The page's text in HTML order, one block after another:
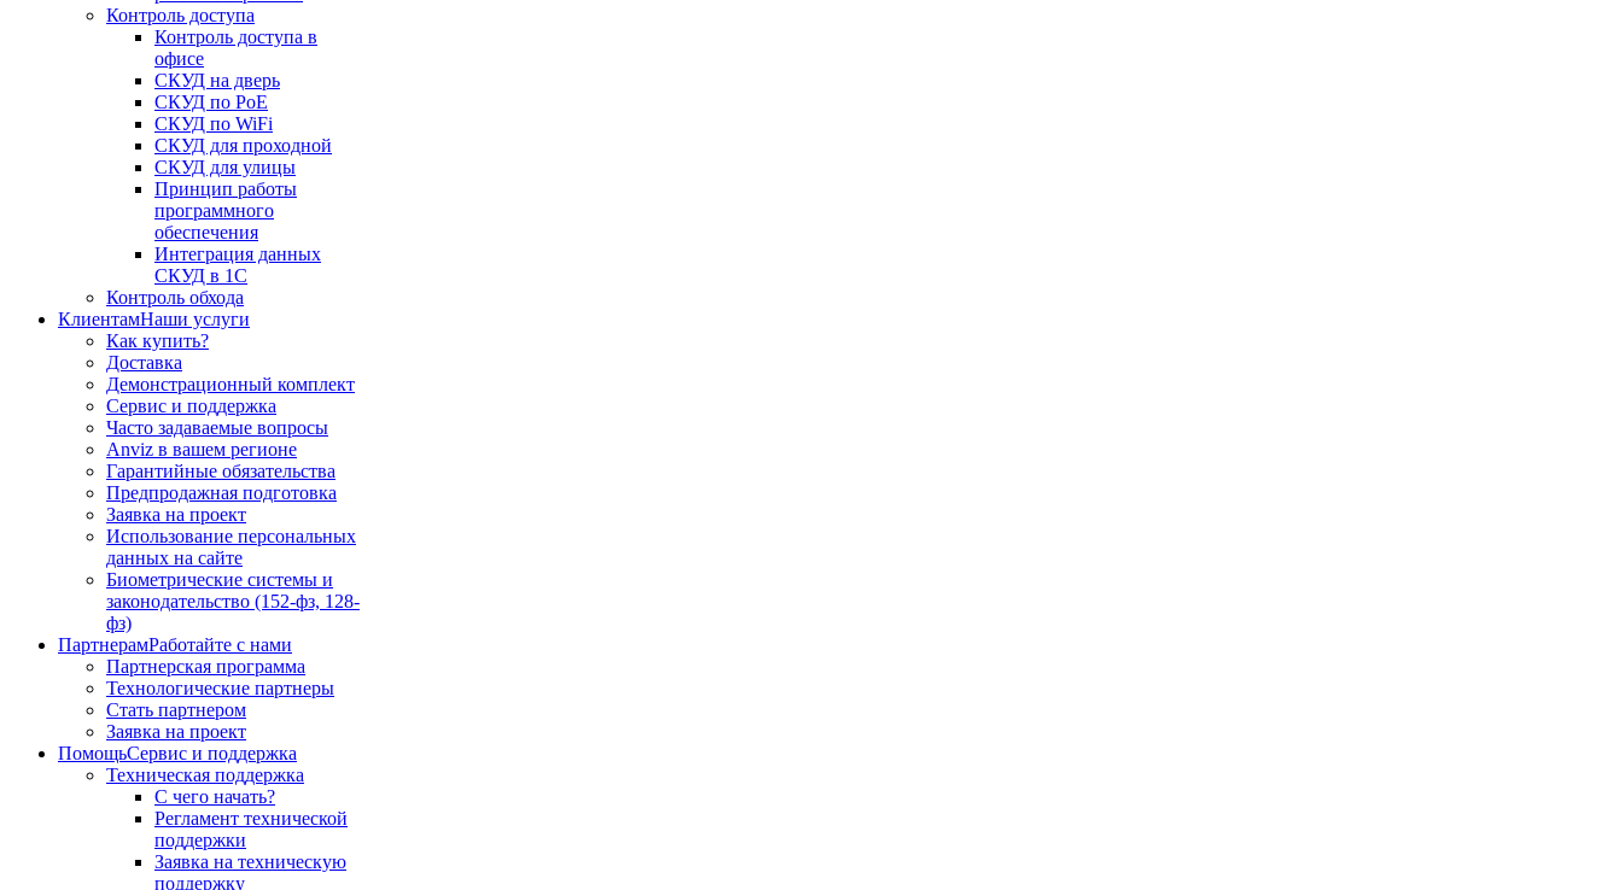
Контроль доступа
Контроль доступа в
офисе
СКУД на дверь
СКУД по PoE
СКУД по WiFi
СКУД для проходной
СКУД для улицы
Принцип работы
программного
обеспечения
Интеграция данных
СКУД в 1С
Контроль обхода
КлиентамНаши услуги
Как купить?
Доставка
Демонстрационный комплект
Сервис и поддержка
Часто задаваемые вопросы
Anviz в вашем регионе
Гарантийные обязательства
Предпродажная подготовка
Заявка на проект
Использование персональных
данных на сайте
Биометрические системы и
законодательство (152-фз, 128-
фз)
ПартнерамРаботайте с нами
Партнерская программа
Технологические партнеры
Стать партнером
Заявка на проект
ПомощьСервис и поддержка
Техническая поддержка
С чего начать?
Регламент технической
поддержки
Заявка на техническую
поддержку